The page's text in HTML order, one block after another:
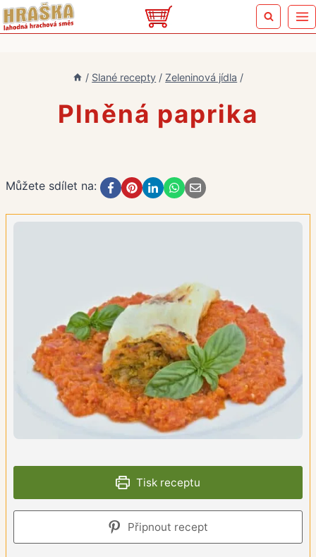
Přeskočit
na
/ Slané recepty / Zeleninová jídla /
Plněná paprika
Můžete sdílet na:
Tisk receptu
Připnout recept